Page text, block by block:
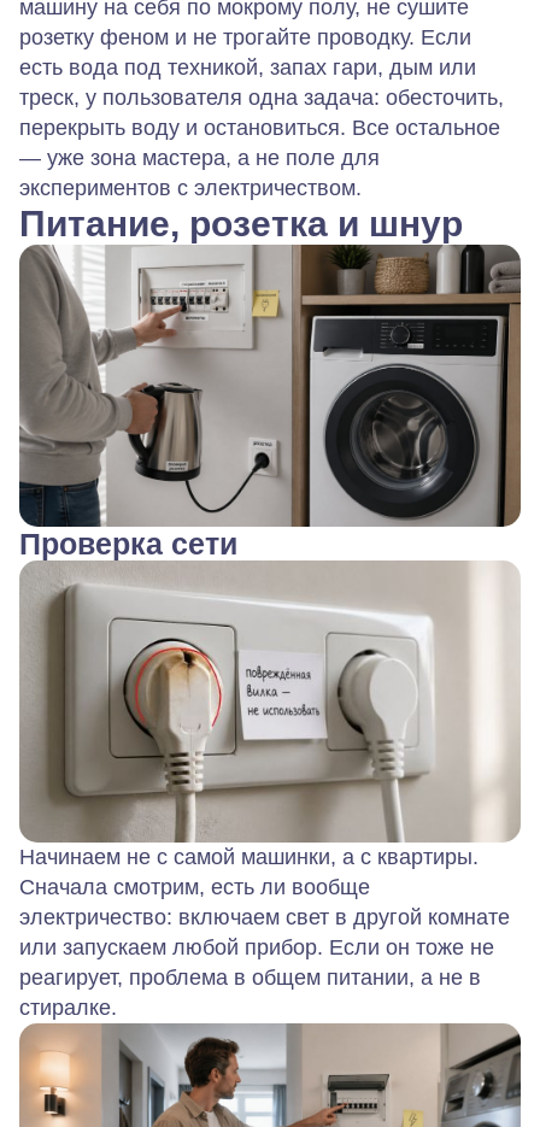
машину на себя по мокрому полу, не сушите
розетку феном и не трогайте проводку. Если
есть вода под техникой, запах гари, дым или
треск, у пользователя одна задача: обесточить,
перекрыть воду и остановиться. Все остальное
— уже зона мастера, а не поле для
экспериментов с электричеством.
Питание, розетка и шнур
Проверка сети
Начинаем не с самой машинки, а с квартиры.
Сначала смотрим, есть ли вообще
электричество: включаем свет в другой комнате
или запускаем любой прибор. Если он тоже не
реагирует, проблема в общем питании, а не в
стиралке.